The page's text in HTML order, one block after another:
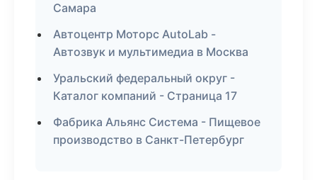
Самара
Автоцентр Моторс AutoLab -
Автозвук и мультимедиа в Москва
Уральский федеральный округ -
Каталог компаний - Страница 17
Фабрика Альянс Система - Пищевое
производство в Санкт-Петербург